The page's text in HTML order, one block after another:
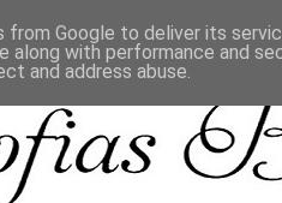
from Google to deliver its
along with performance and
and address abuse.